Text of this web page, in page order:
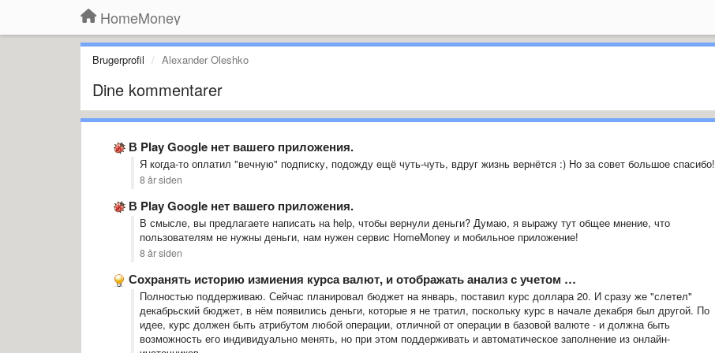
HomeMoney
Brugerprofil Alexander Oleshko
Dine kommentarer
В Play Google нет вашего приложения.
Я когда-то оплатил "вечную" подписку, подожду ещё чуть-чуть, вдруг жизнь вернётся :) Но за совет большое спасибо!
8 år siden
В Play Google нет вашего приложения.
В смысле, вы предлагаете написать на help, чтобы вернули деньги? Думаю, я выражу тут общее мнение, что
пользователям не нужны деньги, нам нужен сервис HomeMoney и мобильное приложение!
8 år siden
Сохранять историю измиения курса валют, и отображать анализ с учетом …
Полностью поддерживаю. Сейчас планировал бюджет на январь, поставил курс доллара 20. И сразу же "слетел"
декабрьский бюджет, в нём появились деньги, которые я не тратил, поскольку курс в начале декабря был другой. По
идее, курс должен быть атрибутом любой операции, отличной от операции в базовой валюте - и должна быть
возможность его индивидуально менять, но при этом поддерживать и автоматическое заполнение из онлайн-